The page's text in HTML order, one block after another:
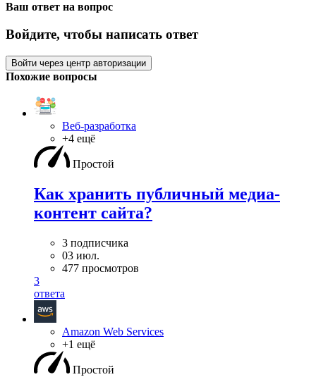
Ваш ответ на вопрос
Войдите, чтобы написать ответ
Войти через центр авторизации
Похожие вопросы
Веб-разработка
+4 ещё
Простой
Как хранить публичный медиа-
контент сайта?
3 подписчика
03 июл.
477 просмотров
3
ответа
Amazon Web Services
+1 ещё
Простой